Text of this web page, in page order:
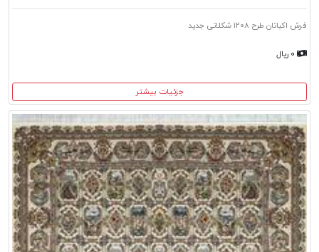
فرش اکباتان طرح ۱۲۰۸ شکلاتی جدید
جزئیات بیشتر